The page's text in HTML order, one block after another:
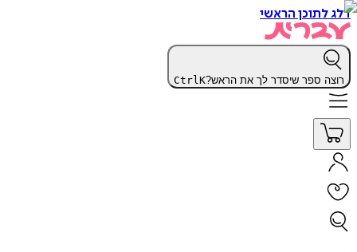
דלג לתוכן הראשי
רוצה ספר שיסדר לך את הראש? CtrlK